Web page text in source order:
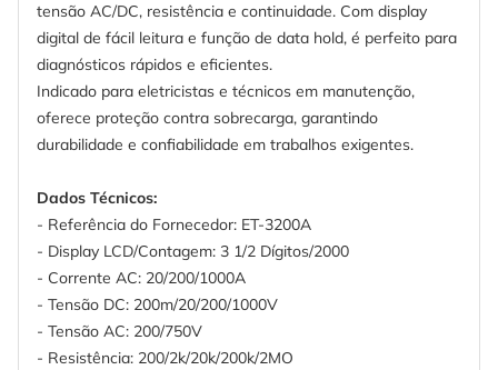
tensão AC/DC, resistência e continuidade. Com display
digital de fácil leitura e função de data hold, é perfeito para
diagnósticos rápidos e eficientes.
Indicado para eletricistas e técnicos em manutenção,
oferece proteção contra sobrecarga, garantindo
durabilidade e confiabilidade em trabalhos exigentes.
Dados Técnicos:
- Referência do Fornecedor: ET-3200A
- Display LCD/Contagem: 3 1/2 Dígitos/2000
- Corrente AC: 20/200/1000A
- Tensão DC: 200m/20/200/1000V
- Tensão AC: 200/750V
- Resistência: 200/2k/20k/200k/2MO